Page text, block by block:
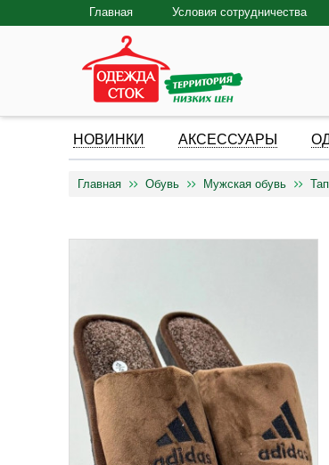
Главная Условия сотрудничества
НОВИНКИ АКСЕССУАРЫ
Главная Обувь Мужская обувь